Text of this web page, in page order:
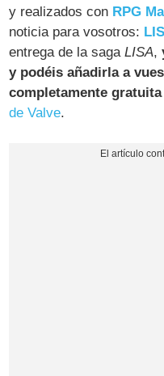
y realizados con RPG
noticia para vosotros:
entrega de la sagaLISA,
y podéis añadirla a
completamente gratuita
de Valve.